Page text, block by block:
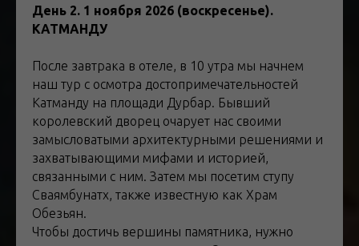
День 2. 1 ноября 2026 (воскресенье).
КАТМАНДУ
После завтрака в отеле, в 10 утра мы начнем
наш тур с осмотра достопримечательностей
Катманду на площади Дурбар. Бывший
королевский дворец очарует нас своими
замысловатыми архитектурными решениями и
захватывающими мифами и историей,
связанными с ним. Затем мы посетим ступу
Сваямбунатх, также известную как Храм
Обезьян.
Чтобы достичь вершины памятника, нужно